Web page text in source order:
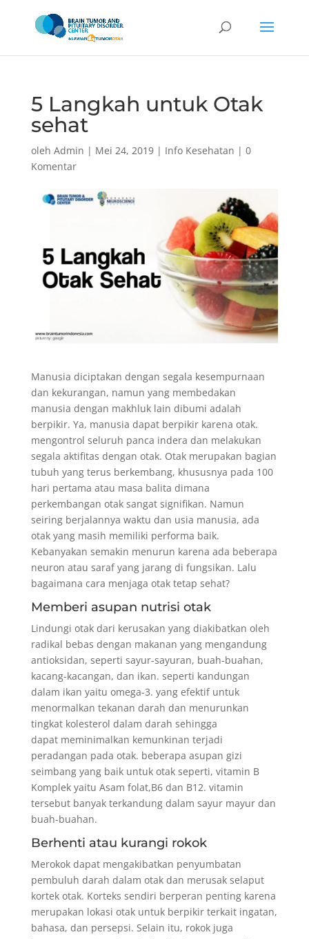
5 Langkah untuk Otak
sehat
oleh Admin | Mei 24, 2019| Info Kesehatan | 0
Komentar
Manusia diciptakan dengan segala kesempurnaan
dan kekurangan, namun yang membedakan
manusia dengan makhluk lain dibumi adalah
berpikir. Ya, manusia dapat berpikir karena otak.
mengontrol seluruh panca indera dan melakukan
segala aktifitas dengan otak. Otak merupakan bagian
tubuh yang terus berkembang, khususnya pada 100
hari pertama atau masa balita dimana
perkembangan otak sangat signifikan. Namun
seiring berjalannya waktu dan usia manusia, ada
otak yang masih memiliki performa baik.
Kebanyakan semakin menurun karena ada beberapa
neuron atau saraf yang jarang di fungsikan. Lalu
bagaimana cara menjaga otak tetap sehat?
Memberi asupan nutrisi otak
Lindungi otak dari kerusakan yang diakibatkan oleh
radikal bebas dengan makanan yang mengandung
antioksidan, seperti sayur-sayuran, buah-buahan,
kacang-kacangan, dan ikan. seperti kandungan
dalam ikan yaitu omega-3. yang efektif untuk
menormalkan tekanan darah dan menurunkan
tingkat kolesterol dalam darah sehingga
dapat meminimalkan kemunkinan terjadi
peradangan pada otak. beberapa asupan gizi
seimbang yang baik untuk otak seperti, vitamin B
Komplek yaitu Asam folat,B6 dan B12. vitamin
tersebut banyak terkandung dalam sayur mayur dan
buah-buahan.
Berhenti atau kurangi rokok
Merokok dapat mengakibatkan penyumbatan
pembuluh darah dalam otak dan merusak selaput
kortek otak. Korteks sendiri berperan penting karena
merupakan lokasi otak untuk berpikir terkait ingatan,
bahasa, dan persepsi. Selain itu, rokok juga